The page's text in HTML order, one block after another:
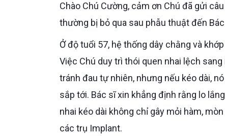
Chào Chú Cường, cảm ơn Chú đã gửi câu hỏi về một vấn đề thói quen chức năng rất quan trọng nhưng
thường bị bỏ qua sau phẫu thuật đến Bác
Ở độ tuổi 57, hệ thống dây chằng và khớp thái dương hàm không còn độ đàn hồi linh hoạt như thời trẻ.
Việc Chú duy trì thói quen nhai lệch
tránh đau tự nhiên, nhưng nếu kéo dài,
sắp tới. Bác sĩ xin khẳng định rằng lo
nhai kéo dài không chỉ gây mỏi hàm,
các trụ Implant.